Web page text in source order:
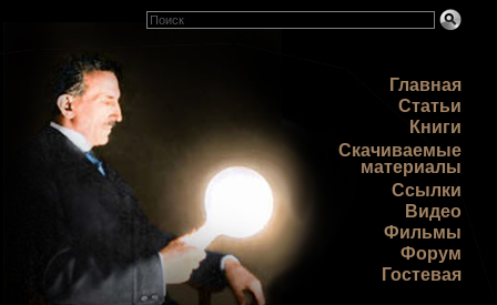
Главная
Статьи
Книги
Скачиваемые
материалы
Ссылки
Видео
Фильмы
Форум
Гостевая